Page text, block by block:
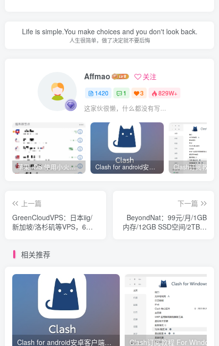
Life is simple.You make choices and you don't look back.
人生很简单，做了决定就不要后悔
Affmao 关注
1420 1 3 829W+
这家伙很懒，什么都没有写...
苹果 iOS 使用小火箭(shadowrocket)新手教程 Clash for android安卓客户端保姆级新手使用教程
上一篇
GreenCloudVPS：日本iig/
新加坡/洛杉矶等VPS，6折
下一篇
BeyondNat：99元/月/1GB
内存/12GB SSD空间/2TB流
相关推荐
Clash for android安卓客户端保姆级新手使用教程